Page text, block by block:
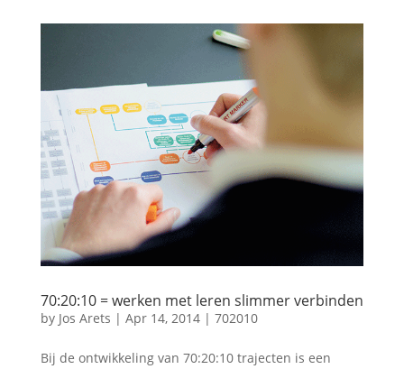
70:20:10 = werken met leren slimmer verbinden
by Jos Arets | Apr 14, 2014| 702010
Bij de ontwikkeling van 70:20:10 trajecten is een